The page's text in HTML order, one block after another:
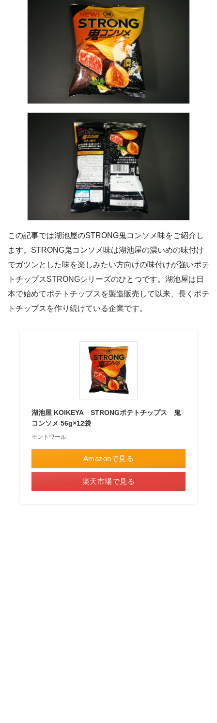
この記事では湖池屋のSTRONG鬼コンソメ味をご紹介し
ます。STRONG鬼コンソメ味は湖池屋の濃いめの味付け
でガツンとした味を楽しみたい方向けの味付けが強いポテ
トチップスSTRONGシリーズのひとつです。湖池屋は日
本で始めてポテトチップスを製造販売して以来、長くポテ
トチップスを作り続けている企業です。
湖池屋 KOIKEYA STRONGポテトチップス 鬼
コンソメ 56g×12袋
モントワール
Amazonで見る
楽天市場で見る